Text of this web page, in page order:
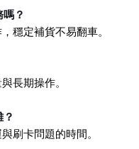
？
穩定補貨不易翻車。
長期操作。
刷卡問題的時間。